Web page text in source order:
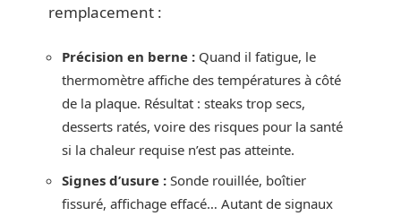
remplacement :
Précision en berne : Quand il fatigue, le
thermomètre affiche des températures à côté
de la plaque. Résultat : steaks trop secs,
desserts ratés, voire des risques pour la santé
si la chaleur requise n’est pas atteinte.
Signes d’usure : Sonde rouillée, boîtier
fissuré, affichage effacé… Autant de signaux